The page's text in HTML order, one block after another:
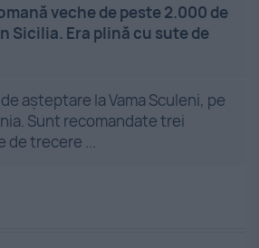
veche de peste 2.000 de
Sicilia. Era plină cu sute de
așteptare la Vama Sculeni, pe
Sunt recomandate trei
de trecere ...